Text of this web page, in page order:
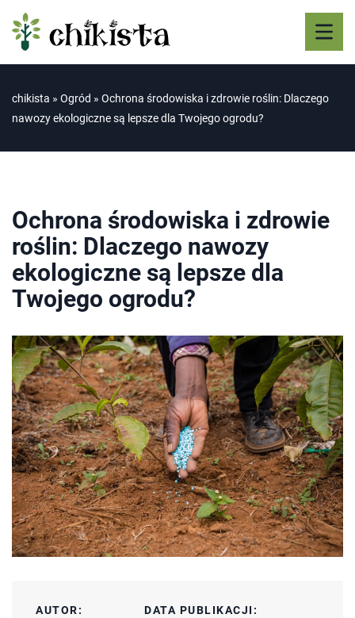
chikista » Ogród » Ochrona środowiska i zdrowie roślin: Dlaczego
nawozy ekologiczne są lepsze dla Twojego ogrodu?
Ochrona środowiska i zdrowie
roślin: Dlaczego nawozy
ekologiczne są lepsze dla
Twojego ogrodu?
AUTOR: DATA PUBLIKACJI: